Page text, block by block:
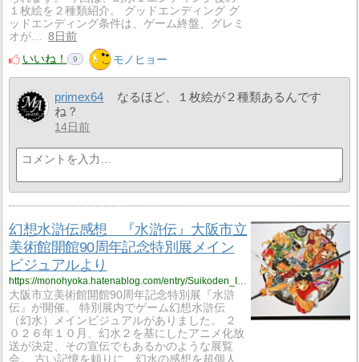
１枚絵を２種類紹介。 グッドエンディング グ
ッドエンディング条件は、ゲーム終盤、グレミ
オが…
8日前
いいね！
9 モノヒョー
primex64
なるほど、１枚絵が２種類あるんです
ね？
14日前
幻想水滸伝感想 『水滸伝』大阪市立
美術館開館90周年記念特別展メイン
ビジュアルより
大阪市立美術館開館90周年記念特別展『水滸
伝』が開催。 特別展内でゲーム幻想水滸伝
（幻水）メインビジュアルがありました。 ２
０２６年１０月、幻水２を基にしたアニメ化放
送が決定、その宣伝でもあるかのような展覧
会。 古い記憶を頼りに、幻水の感想を超個人